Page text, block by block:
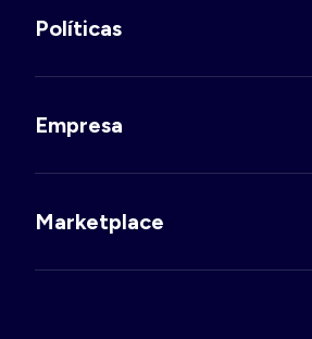
Políticas
Empresa
Marketplace